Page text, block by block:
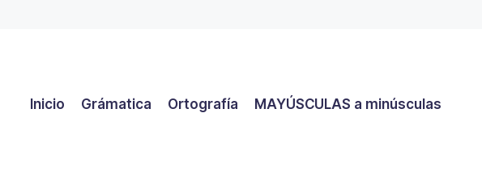
Inicio Grámatica Ortografía MAYÚSCULAS a minúsculas